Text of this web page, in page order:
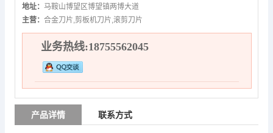
地址： 马鞍山博望区博望镇两博大道
主营： 合金刀片,剪板机刀片,滚剪刀片
业务热线:18755562045
产品详情 联系方式